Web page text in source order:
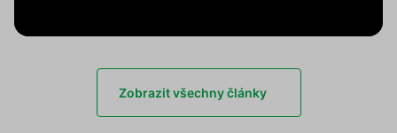
Zobrazit všechny články